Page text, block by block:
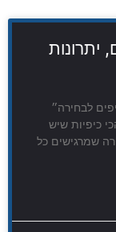
יתרונות
לבחירה״
כיפיות שיש
שמרגישים כל